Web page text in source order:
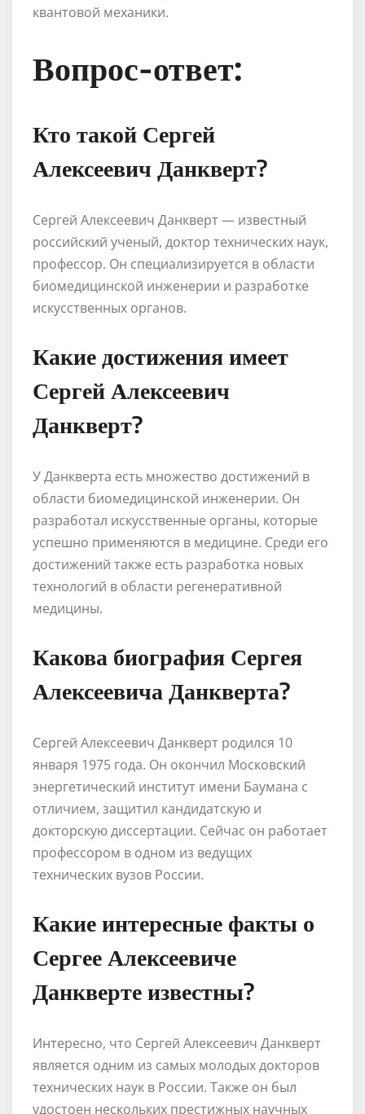
квантовой механики.
Вопрос-ответ:
Кто такой Сергей
Алексеевич Данкверт?
Сергей Алексеевич Данкверт — известный
российский ученый, доктор технических наук,
профессор. Он специализируется в области
биомедицинской инженерии и разработке
искусственных органов.
Какие достижения имеет
Сергей Алексеевич
Данкверт?
У Данкверта есть множество достижений в
области биомедицинской инженерии. Он
разработал искусственные органы, которые
успешно применяются в медицине. Среди его
достижений также есть разработка новых
технологий в области регенеративной
медицины.
Какова биография Сергея
Алексеевича Данкверта?
Сергей Алексеевич Данкверт родился 10
января 1975 года. Он окончил Московский
энергетический институт имени Баумана с
отличием, защитил кандидатскую и
докторскую диссертации. Сейчас он работает
профессором в одном из ведущих
технических вузов России.
Какие интересные факты о
Сергее Алексеевиче
Данкверте известны?
Интересно, что Сергей Алексеевич Данкверт
является одним из самых молодых докторов
технических наук в России. Также он был
удостоен нескольких престижных научных